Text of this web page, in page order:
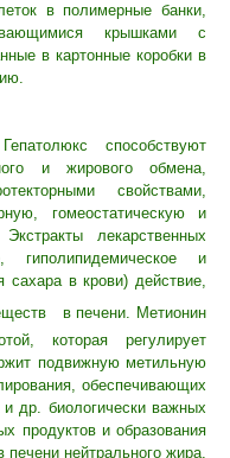
в полимерные банки,
крышками с
в картонные коробки в
способствуют
и жирового обмена,
свойствами,
гомеостатическую и
лекарственных
гиполипидемическое и
сахара в крови) действие,
в печени. Метионин
которая регулирует
подвижную метильную
обеспечивающих
и др. биологически важных
продуктов и образования
нейтрального жира,